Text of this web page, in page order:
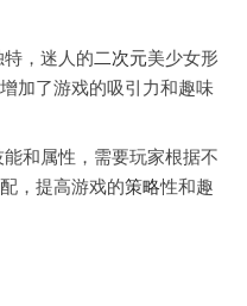
，迷人的二次元美少女形
加了游戏的吸引力和趣味
和属性，需要玩家根据不
，提高游戏的策略性和趣